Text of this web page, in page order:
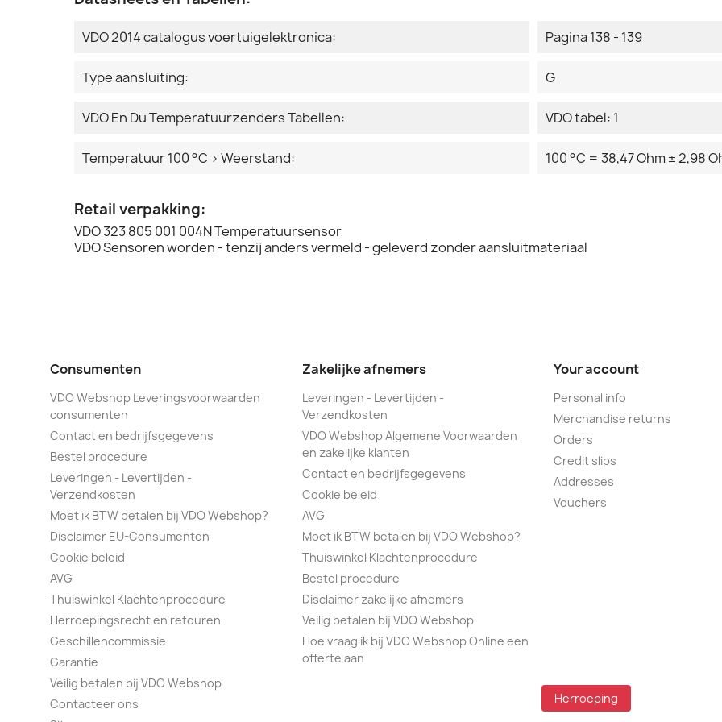
VDO 2014 catalogus voertuigelektronica: Pagina 138 - 139
Type aansluiting: G
VDO En Du Temperatuurzenders Tabellen: VDO tabel: 1
Temperatuur 100 °C > Weerstand: 100 °C = 38,47 Ohm ± 2,98
Retail verpakking:
VDO 323 805 001 004N Temperatuursensor
VDO Sensoren worden - tenzij anders vermeld - geleverd zonder aansluitmateriaal
Consumenten
VDO Webshop Leveringsvoorwaarden
consumenten
Contact en bedrijfsgegevens
Bestel procedure
Leveringen - Levertijden -
Verzendkosten
Moet ik BTW betalen bij VDO Webshop?
Disclaimer EU-Consumenten
Cookie beleid
AVG
Thuiswinkel Klachtenprocedure
Herroepingsrecht en retouren
Geschillencommissie
Garantie
Veilig betalen bij VDO Webshop
Contacteer ons
Zakelijke afnemers
Leveringen - Levertijden -
Verzendkosten
VDO Webshop Algemene Voorwaarden
en zakelijke klanten
Contact en bedrijfsgegevens
Cookie beleid
AVG
Moet ik BTW betalen bij VDO Webshop?
Thuiswinkel Klachtenprocedure
Bestel procedure
Disclaimer zakelijke afnemers
Veilig betalen bij VDO Webshop
Hoe vraag ik bij VDO Webshop Online een
offerte aan
Your account
Personal info
Merchandise returns
Orders
Credit slips
Addresses
Vouchers
Herroeping